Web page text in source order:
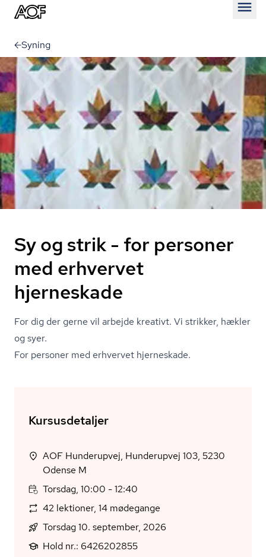
Syning
Sy og strik - for personer
med erhvervet
hjerneskade
For dig der gerne vil arbejde kreativt. Vi strikker, hækler
og syer.
For personer med erhvervet hjerneskade.
Kursusdetaljer
AOF Hunderupvej, Hunderupvej 103, 5230
Odense M
Torsdag, 10:00 - 12:40
42 lektioner, 14 mødegange
Torsdag 10. september, 2026
Hold nr.: 6426202855